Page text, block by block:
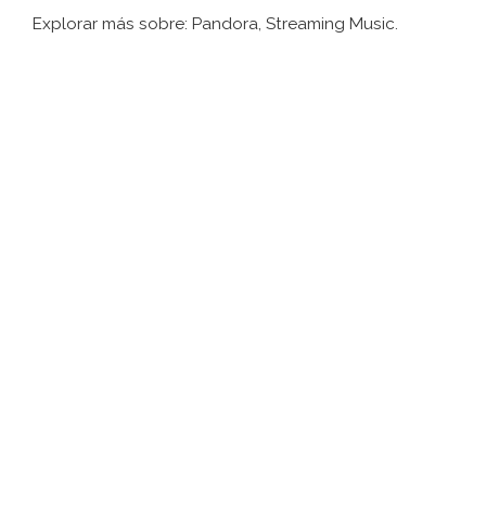
Explorar más sobre: ​​Pandora, Streaming Music.